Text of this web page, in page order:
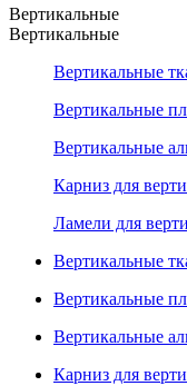
Вертикальные
Вертикальные
Вертикальные
Вертикальные
Вертикальные
Карниз для
Ламели для
Вертикальные
Вертикальные
Вертикальные
Карниз для